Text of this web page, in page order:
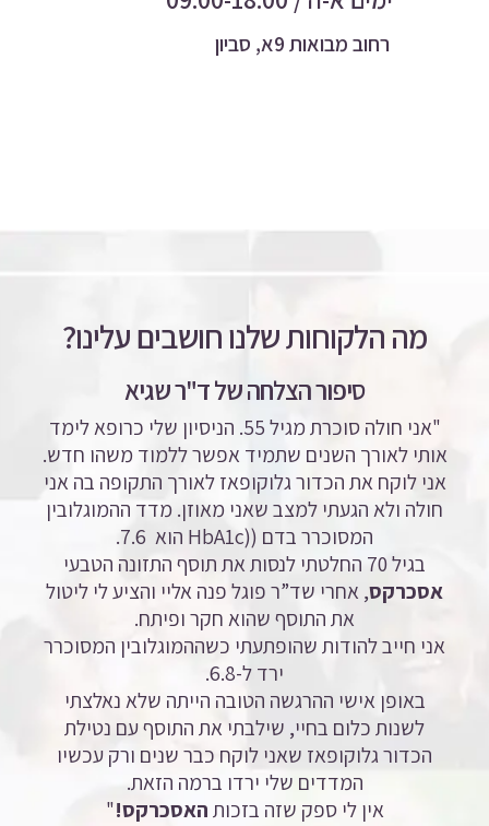
רחוב מבואות 9א, סביון
מה הלקוחות שלנו חושבים עלינו?
סיפור הצלחה של ד"ר שגיא
"אני חולה סוכרת מגיל 55. הניסיון שלי כרופא לימד
אותי לאורך השנים שתמיד אפשר ללמוד משהו חדש.
אני לוקח את הכדור גלוקופאז לאורך התקופה בה אני
חולה ולא הגעתי למצב שאני מאוזן. מדד ההמוגלובין
המסוכרר בדם ((HbA1c
הוא 7.6.
בגיל 70 החלטתי לנסות את תוסף התזונה הטבעי
אסכרקס, אחרי שד”ר פוגל פנה אליי והציע לי ליטול
את התוסף שהוא חקר ופיתח.
אני חייב להודות שהופתעתי כשההמוגלובין המסוכרר
ירד ל-6.8.
באופן אישי ההרגשה הטובה הייתה שלא נאלצתי
לשנות כלום בחיי, שילבתי את התוסף עם נטילת
הכדור גלוקופאז שאני לוקח כבר שנים ורק עכשיו
המדדים שלי ירדו ברמה הזאת.
אין לי ספק שזה בזכותהאסכרקס!"